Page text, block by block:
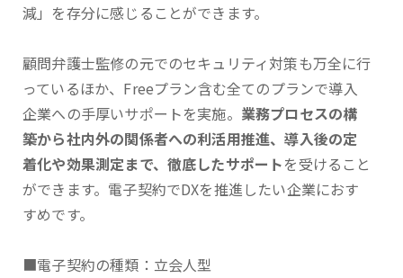
減」を存分に感じることができます。
顧問弁護士監修の元でのセキュリティ対策も万全に行
っているほか、Freeプラン含む全てのプランで導入
企業への手厚いサポートを実施。 業務プロセスの構
築から社内外の関係者への利活用推進、導入後の定
着化や効果測定まで、徹底したサポートを受けること
ができます。電子契約でDXを推進したい企業におす
すめです。
■電子契約の種類：立会人型